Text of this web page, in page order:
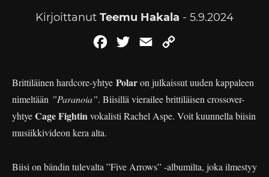
Kirjoittanut Teemu Hakala - 5.9.2024
FacebookTwitterEmail
Brittiläinen hardcore-yhtye Polaron julkaissut uuden kappaleen
nimeltään ”Paranoia”. Biisillä vierailee brittiläisen crossover-
yhtyeCage Fightinvokalisti Rachel Aspe. Voit kuunnella biisin
musiikkivideon kera alta.
Biisi on bändin tulevalta ”Five Arrows” -albumilta, joka ilmestyy